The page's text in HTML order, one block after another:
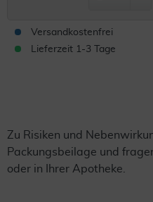
Versandkostenfrei
Lieferzeit 1-3 Tage
Zu Risiken und
Packungsbeilage und
oder in Ihrer Apotheke.